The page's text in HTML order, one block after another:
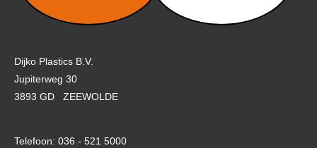
Dijko Plastics B.V.
Jupiterweg 30
3893 GD ZEEWOLDE
Telefoon: 036 - 521 5000